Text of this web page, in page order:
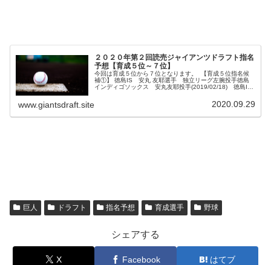
２０２０年第２回読売ジャイアンツドラフト指名
予想【育成５位～７位】
今回は育成５位から７位となります。 【育成５位指名候
補①】 徳島IS 安丸 友耶選手 独立リーグ左腕投手徳島
インディゴソックス 安丸友耶投手(2019/02/18) 徳島IS
www.giantsdraft.site 2020.09.29
巨人 ドラフト 指名予想 育成選手 野球
シェアする
X Facebook はてブ